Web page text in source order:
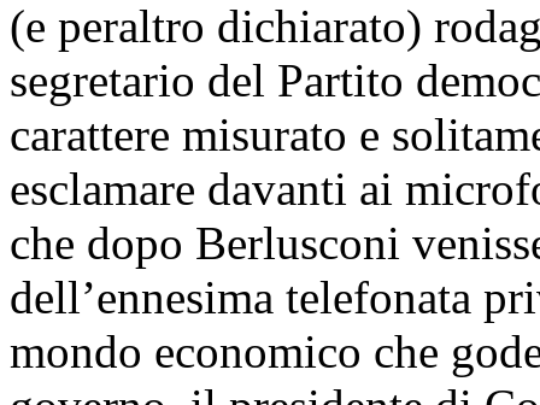
(e peraltro dichiarato)
segretario del Partito
carattere misurato e
esclamare davanti ai
che dopo Berlusconi
dell’ennesima telefonata
mondo economico che